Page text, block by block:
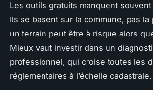
Les outils gratuits manquent
Ils se basent sur la commune, pas la
un terrain peut être à risque alors
Mieux vaut investir dans un
professionnel, qui croise toutes les
réglementaires à l’échelle cadastrale.